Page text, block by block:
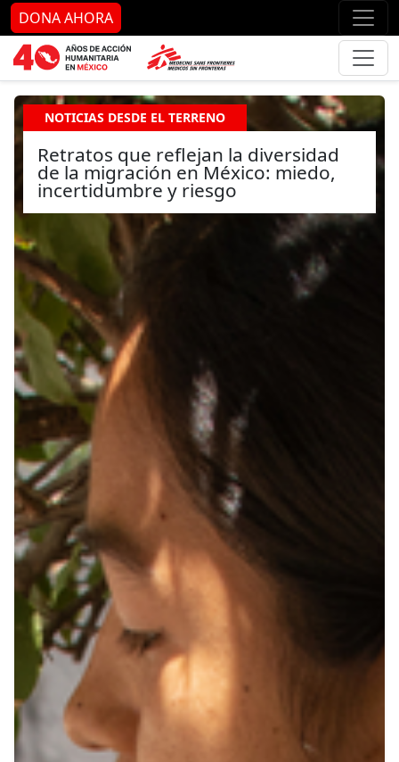
Ir al contenido principal Ir
DONA AHORA
NOTICIAS DESDE EL TERRENO
Retratos que reflejan la diversidad
de la migración en México: miedo,
incertidumbre y riesgo